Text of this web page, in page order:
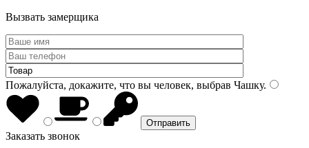
Вызвать замерщика
Пожалуйста, докажите, что вы человек, выбрав Чашку.
Заказать звонок